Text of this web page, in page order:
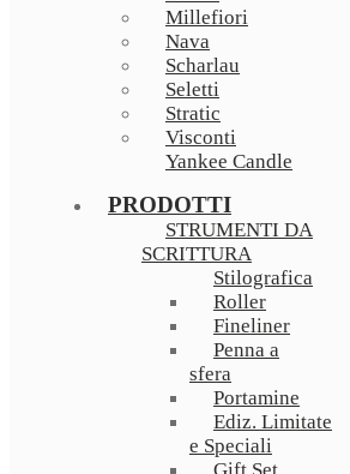
Millefiori
Nava
Scharlau
Seletti
Stratic
Visconti
Yankee Candle
PRODOTTI
STRUMENTI DA
SCRITTURA
Stilografica
Roller
Fineliner
Penna a
sfera
Portamine
Ediz. Limitate
e Speciali